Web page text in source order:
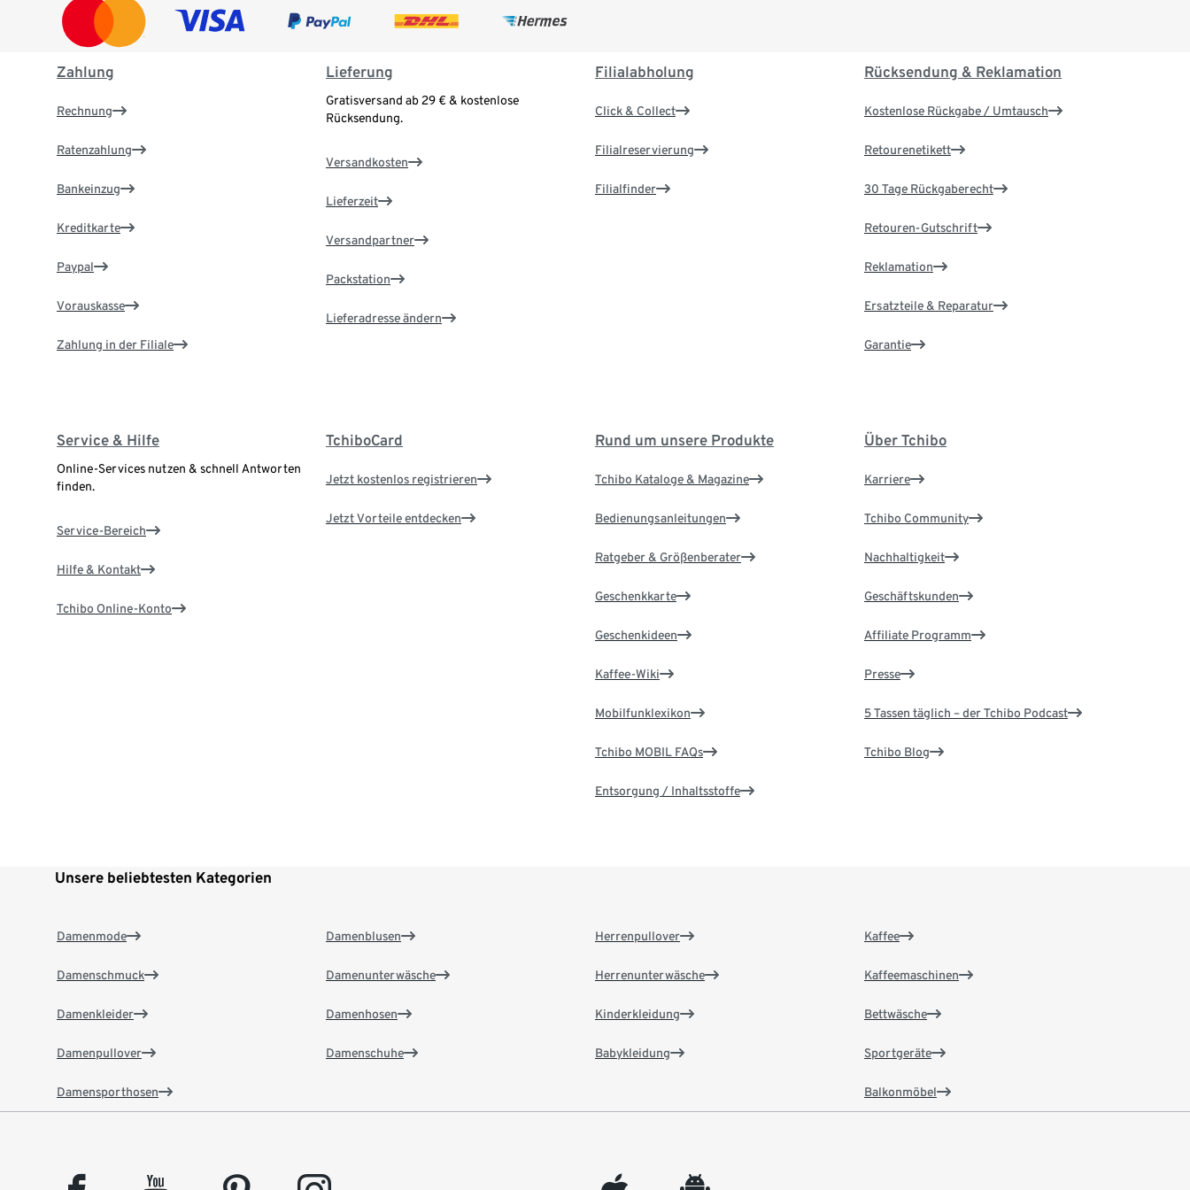
Zahlung
Rechnung
Ratenzahlung
Bankeinzug
Kreditkarte
Paypal
Vorauskasse
Zahlung in der Filiale
Lieferung
Gratisversand ab 29 € & kostenlose
Rücksendung.
Versandkosten
Lieferzeit
Versandpartner
Packstation
Lieferadresse ändern
Filialabholung
Click & Collect
Filialreservierung
Filialfinder
Rücksendung & Reklamation
Kostenlose Rückgabe / Umtausch
Retourenetikett
30 Tage Rückgaberecht
Retouren-Gutschrift
Reklamation
Ersatzteile & Reparatur
Garantie
Service & Hilfe
Online-Services nutzen & schnell Antworten
finden.
Service-Bereich
Hilfe & Kontakt
Tchibo Online-Konto
TchiboCard
Jetzt kostenlos registrieren
Jetzt Vorteile entdecken
Rund um unsere Produkte
Tchibo Kataloge & Magazine
Bedienungsanleitungen
Ratgeber & Größenberater
Geschenkkarte
Geschenkideen
Kaffee-Wiki
Mobilfunklexikon
Tchibo MOBIL FAQs
Entsorgung / Inhaltsstoffe
Über Tchibo
Karriere
Tchibo Community
Nachhaltigkeit
Geschäftskunden
Affiliate Programm
Presse
5 Tassen täglich – der Tchibo Podcast
Tchibo Blog
Unsere beliebtesten Kategorien
Damenmode
Damenschmuck
Damenkleider
Damenpullover
Damensporthosen
Damenblusen
Damenunterwäsche
Damenhosen
Damenschuhe
Herrenpullover
Herrenunterwäsche
Kinderkleidung
Babykleidung
Kaffee
Kaffeemaschinen
Bettwäsche
Sportgeräte
Balkonmöbel